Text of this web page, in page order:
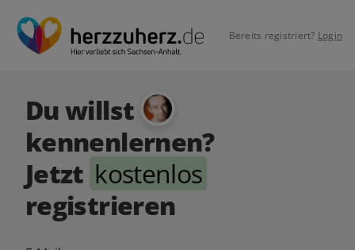
Bereits registriert? Login
Du willst
kennenlernen?
Jetzt kostenlos
registrieren